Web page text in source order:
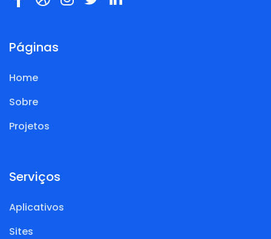
Páginas
Home
Sobre
Projetos
Serviços
Aplicativos
Sites